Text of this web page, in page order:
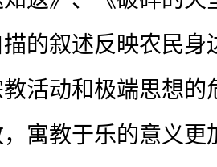
的叙述反映农民身
活动和极端思想的
寓教于乐的意义更